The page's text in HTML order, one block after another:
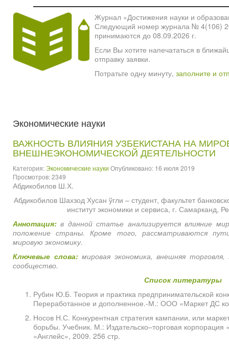
Журнал «Достижения науки и
Следующий номер журнала № 4(106)
принимаются до 08.09.2026 г.
Если Вы хотите напечататься в
отправку заявки.
Потратьте одну минуту, заполните и
Экономические науки
ВАЖНОСТЬ ВЛИЯНИЯ УЗБЕКИСТАНА НА
ВНЕШНЕЭКОНОМИЧЕСКОЙ ДЕЯТЕЛЬНОСТИ
Категория:Экономические науки Опубликовано: 16 июля 2019
Просмотров: 2349
Абдикобилов Ш.Х.
Абдикобилов Шахзод Хусан ўгли – студент, факультет
институт экономики и сервиса, г. Самарканд,
Аннотация: в данной статье анализируется влияние
положение страны. Кроме того, рассматриваются
мировую экономику.
Ключевые слова:мировая экономика, внешняя торговля,
сообщество.
Список литературы
Рубин Ю.Б. Теория и практика предпринимательской
Переработанное и дополненное.-М.: ООО «Маркет ДС
Носов Н.С. Конкурентная стратегия кампании, или
борьбы. Учебник. М.: Издательско–торговая
«Англейс», 2009. 256 стр.